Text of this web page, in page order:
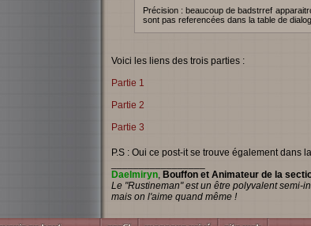
Précision : beaucoup de badstrref
sont pas referencées dans la table de
Voici les liens des trois parties :
Partie 1
Partie 2
Partie 3
P.S : Oui ce post-it se trouve également dans
Daelmiryn, Bouffon et Animateur de la
Le "Rustineman" est un être polyvalent semi-
mais on l'aime quand même !